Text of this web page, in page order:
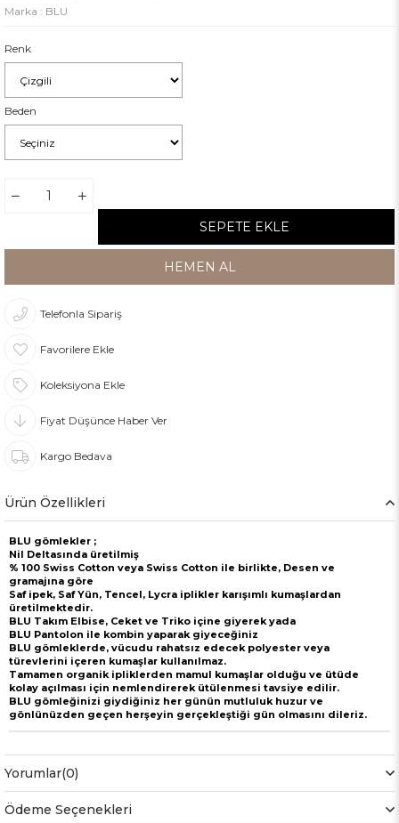
Marka : BLU
Renk
Beden
Telefonla Sipariş
Favorilere Ekle
Koleksiyona Ekle
Fiyat Düşünce Haber Ver
Kargo Bedava
Ürün Özellikleri
BLU gömlekler ;
Nil Deltasında üretilmiş
% 100 Swiss Cotton veya Swiss Cotton ile birlikte, Desen ve
gramajına göre
Saf ipek, Saf Yün, Tencel, Lycra iplikler karışımlı kumaşlardan
üretilmektedir.
BLU Takım Elbise, Ceket ve Triko içine giyerek yada
BLU Pantolon ile kombin yaparak giyeceğiniz
BLU gömleklerde, vücudu rahatsız edecek polyester veya
türevlerini içeren kumaşlar kullanılmaz.
Tamamen organik ipliklerden mamul kumaşlar olduğu ve ütüde
kolay açılması için nemlendirerek ütülenmesi tavsiye edilir.
BLU gömleğinizi giydiğiniz her günün mutluluk huzur ve
gönlünüzden geçen herşeyin gerçekleştiği gün olmasını dileriz.
Yorumlar(0)
Ödeme Seçenekleri